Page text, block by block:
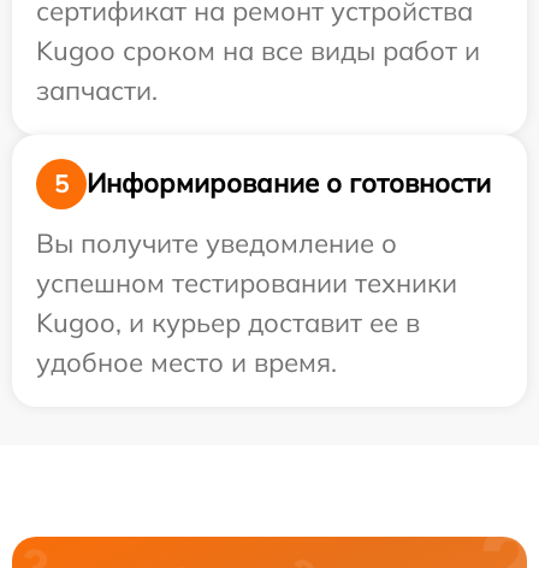
сертификат на ремонт устройства
Kugoo сроком на все виды работ и
запчасти.
5
Информирование о готовности
Вы получите уведомление о
успешном тестировании техники
Kugoo, и курьер доставит ее в
удобное место и время.